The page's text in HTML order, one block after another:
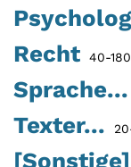
Recht 40-
Sprache...
Texter...
[Sonstige]